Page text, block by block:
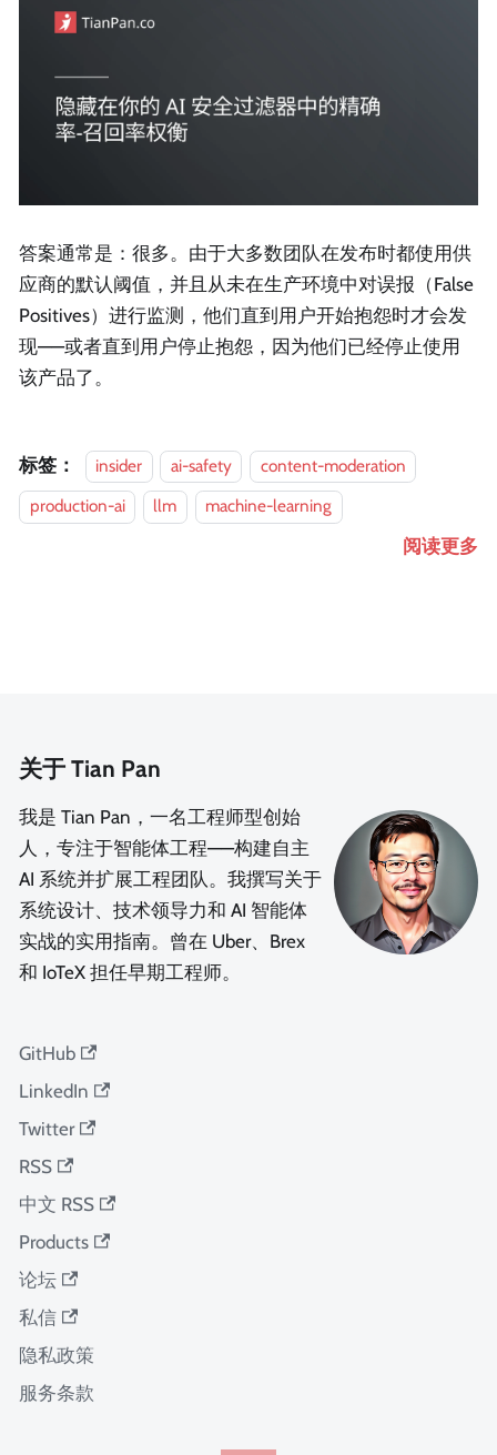
答案通常是：很多。由于大多数团队在发布时都使用供
应商的默认阈值，并且从未在生产环境中对误报（False
Positives）进行监测，他们直到用户开始抱怨时才会发
现——或者直到用户停止抱怨，因为他们已经停止使用
该产品了。
标签： insider ai-safety
content-moderation
production-ai
llm machine-learning
阅读更多
关于 Tian Pan
我是 Tian Pan，一名工程师型创始
人，专注于智能体工程——构建自主
AI 系统并扩展工程团队。我撰写关于
系统设计、技术领导力和 AI 智能体
实战的实用指南。曾在 Uber、Brex
和 IoTeX 担任早期工程师。
GitHub
LinkedIn
Twitter
RSS
中文 RSS
Products
论坛
私信
隐私政策
服务条款